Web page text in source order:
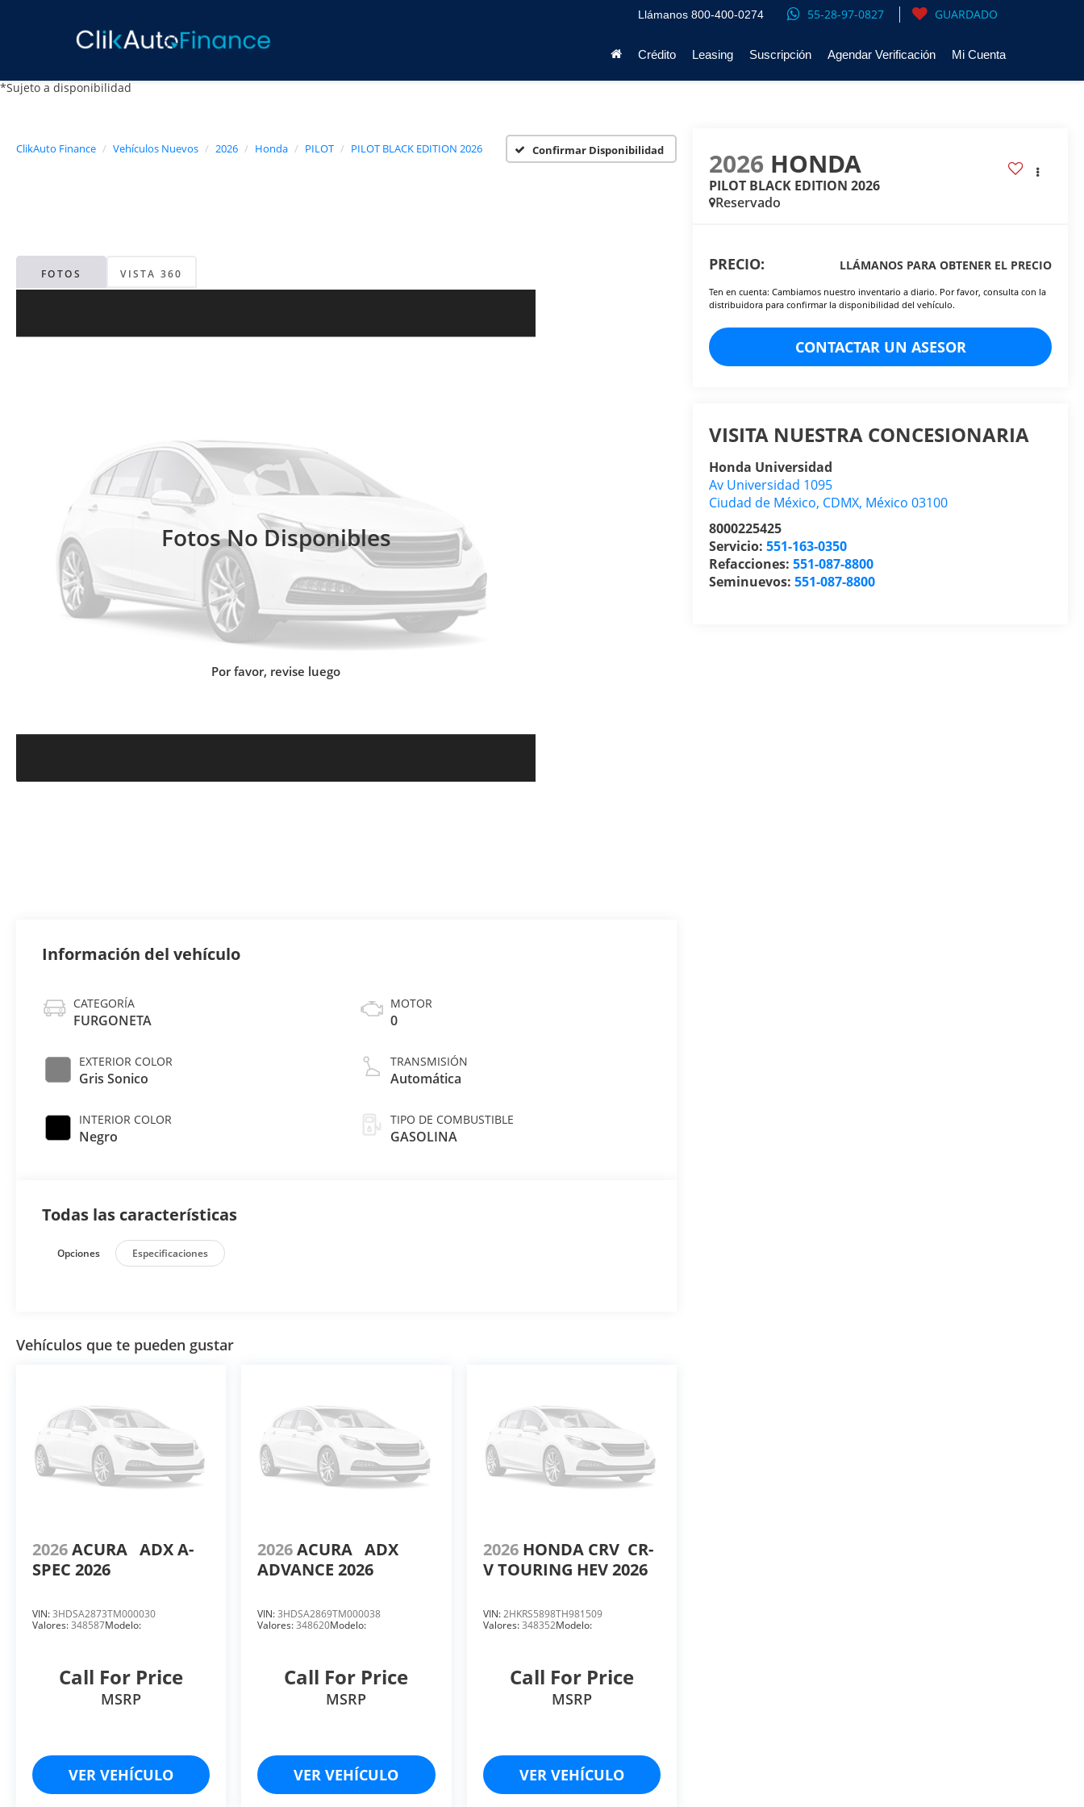
Llámanos 800-400-0274 55-28-97-0827 GUARDADO
Crédito Leasing Suscripción Agendar Verificación Mi Cuenta
*Sujeto a disponibilidad
ClikAuto Finance Vehículos Nuevos 2026 Honda PILOT PILOT BLACK EDITION 2026 Confirmar Disponibilidad
FOTOS VISTA 360
Fotos No Disponibles
Por favor, revise luego
2026 HONDA
PILOT BLACK EDITION 2026
Reservado
PRECIO: LLÁMANOS PARA OBTENER EL PRECIO
Ten en cuenta: Cambiamos nuestro inventario a diario. Por favor, consulta con la
distribuidora para confirmar la disponibilidad del vehículo.
CONTACTAR UN ASESOR
VISITA NUESTRA CONCESIONARIA
Honda Universidad
Av Universidad 1095
Ciudad de México, CDMX, México 03100
8000225425
Servicio:551-163-0350
Refacciones:551-087-8800
Seminuevos:551-087-8800
Información del vehículo
CATEGORÍA
FURGONETA
EXTERIOR COLOR
Gris Sonico
INTERIOR COLOR
Negro
MOTOR
0
TRANSMISIÓN
Automática
TIPO DE COMBUSTIBLE
GASOLINA
Todas las características
Opciones Especificaciones
Vehículos que te pueden gustar
2026ACURA ADX A-
SPEC 2026
VIN:3HDSA2873TM000030
Valores:348587Modelo:
Call For Price
MSRP
VER VEHÍCULO
2026ACURA ADX
ADVANCE 2026
VIN:3HDSA2869TM000038
Valores:348620Modelo:
Call For Price
MSRP
VER VEHÍCULO
2026 HONDA CRV CR-
V TOURING HEV 2026
VIN:2HKRS5898TH981509
Valores:348352Modelo:
Call For Price
MSRP
VER VEHÍCULO